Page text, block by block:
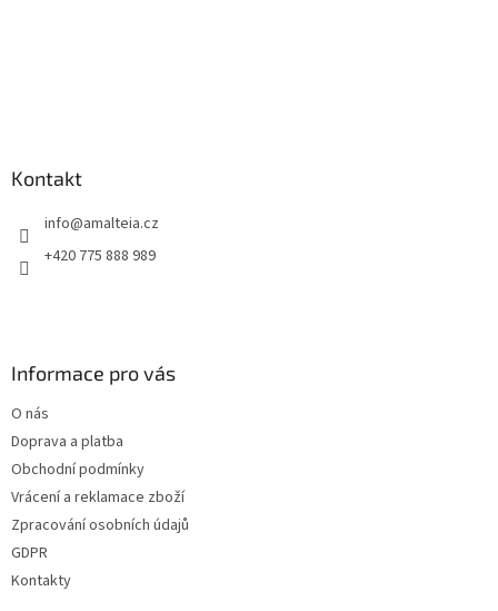
Kontakt
info@amalteia.cz
+420 775 888 989
Informace pro vás
O nás
Doprava a platba
Obchodní podmínky
Vrácení a reklamace zboží
Zpracování osobních údajů
GDPR
Kontakty